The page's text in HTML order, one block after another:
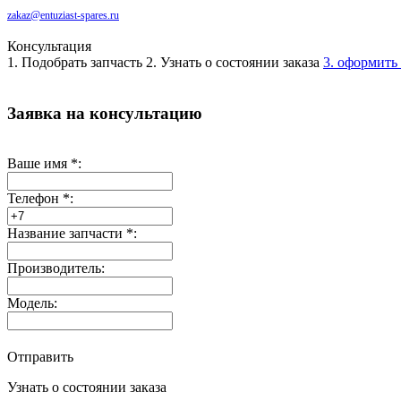
zakaz@entuziast-spares.ru
Консультация
1. Подобрать запчасть 2. Узнать о состоянии заказа 3. оформить
Заявка на консультацию
Ваше имя *:
Телефон *:
Название запчасти *:
Производитель:
Модель:
Отправить
Узнать о состоянии заказа